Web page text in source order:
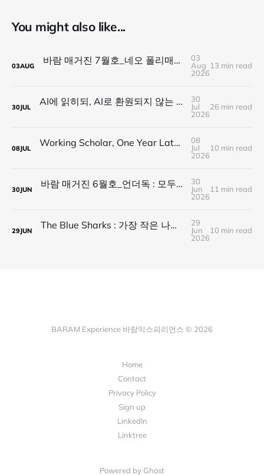
You might also like...
03AUG 바람 매거진 7월호_네오 폴리매스 : 명함 한 줄에 갇히지 않는 사람들
03
Aug
2026
13 min read
30JUL AI에 읽히되, AI로 환원되지 않는 것 — 새로운 낭만의 시대, 브랜드와 비즈니스가 향해야 할 방향
30
Jul
2026
26 min read
08JUL Working Scholar, One Year Later : 1년 후, 다시 보내는 응원
08
Jul
2026
10 min read
30JUN 바람 매거진 6월호_언더독 : 모두가 가는 길을 가지 않는다, 나의 길을 만든다
30
Jun
2026
11 min read
29JUN The Blue Sharks : 가장 작은 나라가 만든 가장 넓은 연결
29
Jun
2026
10 min read
BARAM Experience 바람익스피리언스 © 2026
Home
Contact
Privacy Policy
Sign up
LinkedIn
Linktree
Powered by Ghost